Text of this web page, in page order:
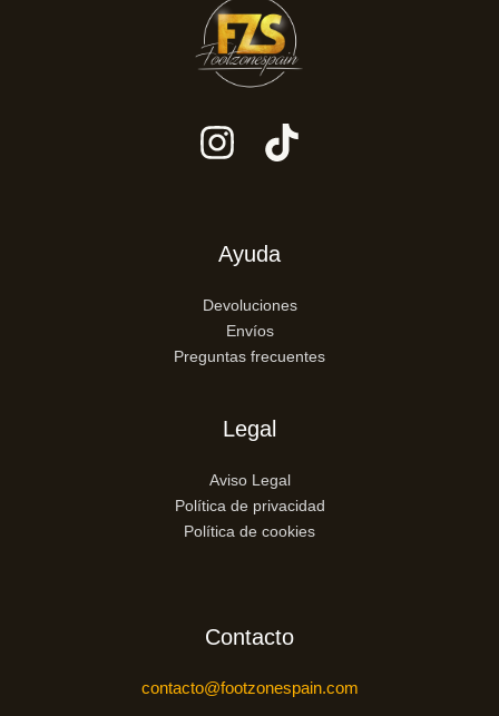
Ayuda
Devoluciones
Envíos
Preguntas frecuentes
Legal
Aviso Legal
Política de privacidad
Política de cookies
Contacto
contacto@footzonespain.com